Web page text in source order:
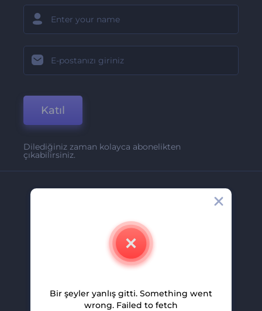
Katıl
Dilediğiniz zaman kolayca abonelikten
çıkabilirsiniz.
İletişim
Kariyer
Ortaklık Programı
Bir şeyler yanlış gitti. Something went
wrong. Failed to fetch